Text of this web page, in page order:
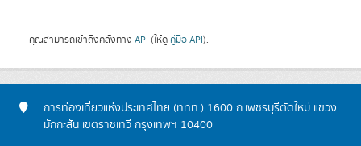
คุณสามารถเข้าถึงคลังทาง API (ให้ดู คู่มือ API).
การท่องเที่ยวแห่งประเทศไทย (ททท.) 1600 ถ.เพชรบุรีตัดใหม่ แขวง
มักกะสัน เขตราชเทวี กรุงเทพฯ 10400